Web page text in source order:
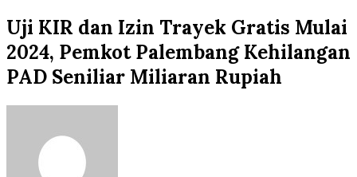
Uji KIR dan Izin Trayek Gratis Mulai
2024, Pemkot Palembang Kehilangan
PAD Seniliar Miliaran Rupiah